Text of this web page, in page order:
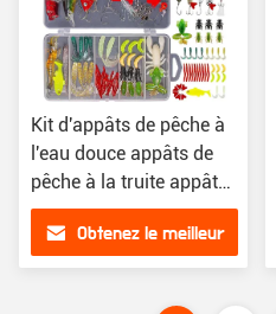
Kit d'appâts de pêche à
l'eau douce appâts de
pêche à la truite appâts
de pêche au saumon
accessoires de pêche
Obtenez le meilleur